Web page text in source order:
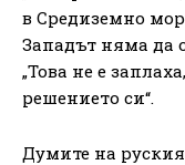
в Средиземно
Западът няма да
„Това не е
решението си“.
Думите на